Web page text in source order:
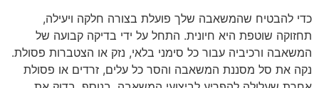
כדי להבטיח שהמשאבה שלך פועלת בצורה חלקה ויעילה,
תחזוקה שוטפת היא חיונית. התחל על ידי בדיקה קבועה של
המשאבה ורכיביה עבור כל סימני בלאי, נזק או הצטברות פסולת.
נקה את סל מסננת המשאבה והסר כל עלים, זרדים או פסולת